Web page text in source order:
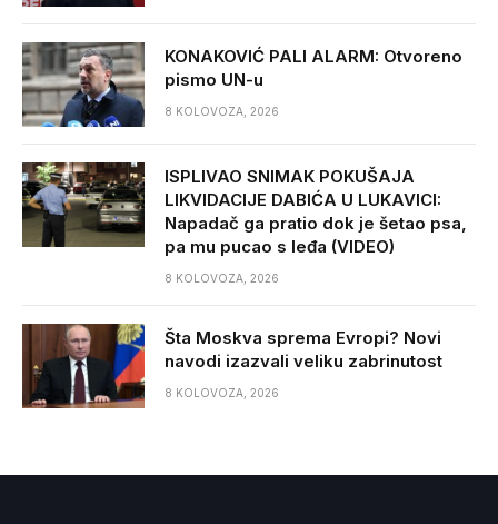
KONAKOVIĆ PALI ALARM: Otvoreno
pismo UN-u
8 KOLOVOZA, 2026
ISPLIVAO SNIMAK POKUŠAJA
LIKVIDACIJE DABIĆA U LUKAVICI:
Napadač ga pratio dok je šetao psa,
pa mu pucao s leđa (VIDEO)
8 KOLOVOZA, 2026
Šta Moskva sprema Evropi? Novi
navodi izazvali veliku zabrinutost
8 KOLOVOZA, 2026